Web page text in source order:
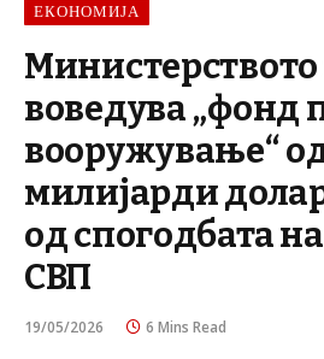
ЕКОНОМИЈА
Министерството
воведува „фонд
вооружување“
милијарди
од спогодбата
СВП
19/05/2026 6 Mins Read